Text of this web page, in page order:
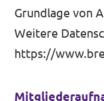
Grundlage von
Weitere
https://